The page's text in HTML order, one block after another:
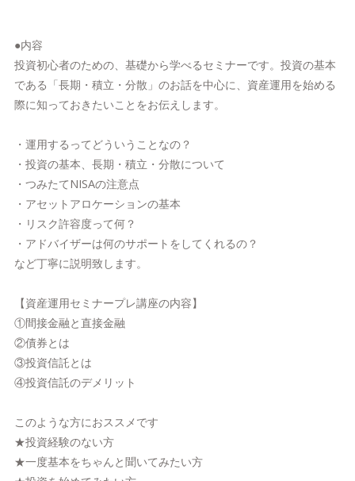
●内容
投資初心者のための、基礎から学べるセミナーです。投資の基本
である「長期・積立・分散」のお話を中心に、資産運用を始める
際に知っておきたいことをお伝えします。
・運用するってどういうことなの？
・投資の基本、長期・積立・分散について
・つみたてNISAの注意点
・アセットアロケーションの基本
・リスク許容度って何？
・アドバイザーは何のサポートをしてくれるの？
など丁寧に説明致します。
【資産運用セミナープレ講座の内容】
①間接金融と直接金融
②債券とは
③投資信託とは
④投資信託のデメリット
このような方におススメです
★投資経験のない方
★一度基本をちゃんと聞いてみたい方